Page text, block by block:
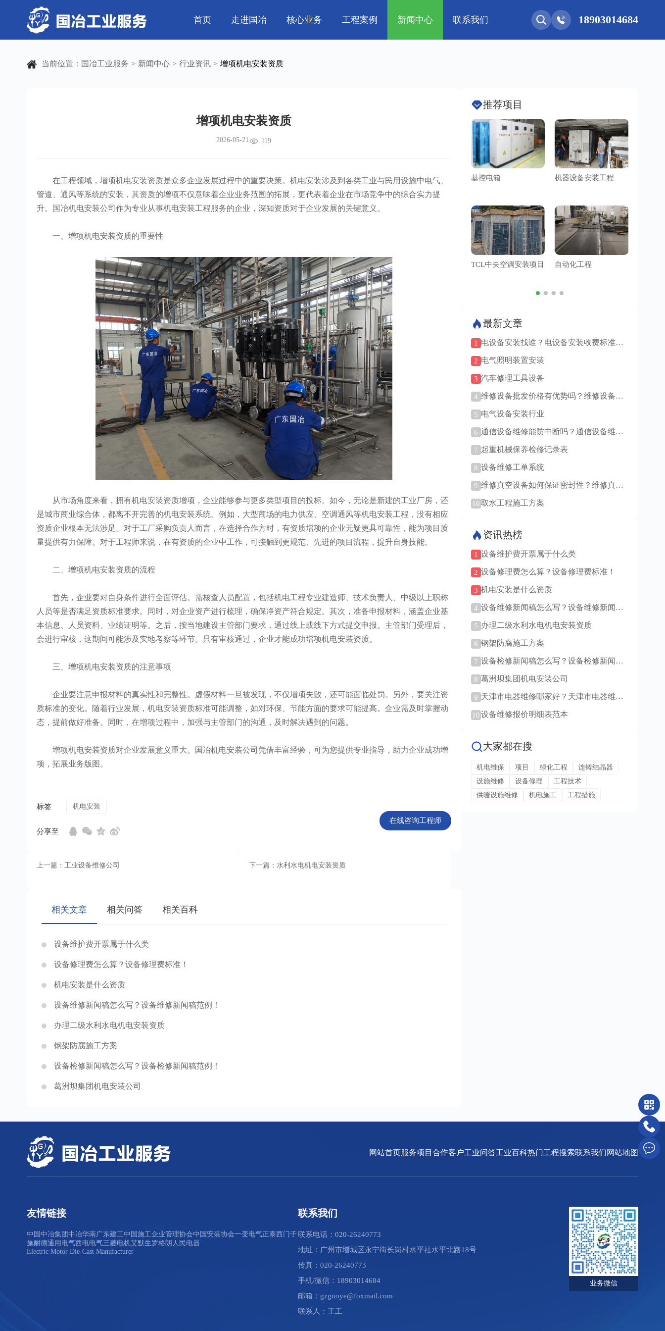
首页 走进国冶
公司简介 发展历程 企业文化
核心业务
电气工程 钢结构工程 管道工程
工程案例
芯片 • 半导体 人工智能 • 机器人 航天 • 低空
新闻中心
公司动态 行业资讯 工程技巧
联系我们 18903014684
当前位置： 国冶工业服务 > 新闻中心 > 行业资讯 > 增项机电安装资质
增项机电安装资质
2026-05-21 119
在工程领域，增项机电安装资质是众多企业发展过程中的重要决策。机电安装涉及到各类工业与民用设施中电气、
管道、通风等系统的安装，其资质的增项不仅意味着企业业务范围的拓展，更代表着企业在市场竞争中的综合实力提
升。国冶机电安装公司作为专业从事机电安装工程服务的企业，深知资质对于企业发展的关键意义。
一、增项机电安装资质的重要性
从市场角度来看，拥有机电安装资质增项，企业能够参与更多类型项目的投标。如今，无论是新建的工业厂房，还
是城市商业综合体，都离不开完善的机电安装系统。例如，大型商场的电力供应、空调通风等机电安装工程，没有相应
资质企业根本无法涉足。对于工厂采购负责人而言，在选择合作方时，有资质增项的企业无疑更具可靠性，能为项目质
量提供有力保障。对于工程师来说，在有资质的企业中工作，可接触到更规范、先进的项目流程，提升自身技能。
二、增项机电安装资质的流程
首先，企业要对自身条件进行全面评估。需核查人员配置，包括机电工程专业建造师、技术负责人、中级以上职称
人员等是否满足资质标准要求。同时，对企业资产进行梳理，确保净资产符合规定。其次，准备申报材料，涵盖企业基
本信息、人员资料、业绩证明等。之后，按当地建设主管部门要求，通过线上或线下方式提交申报。主管部门受理后，
会进行审核，这期间可能涉及实地考察等环节。只有审核通过，企业才能成功增项机电安装资质。
三、增项机电安装资质的注意事项
企业要注意申报材料的真实性和完整性。虚假材料一旦被发现，不仅增项失败，还可能面临处罚。另外，要关注资
质标准的变化。随着行业发展，机电安装资质标准可能调整，如对环保、节能方面的要求可能提高。企业需及时掌握动
态，提前做好准备。同时，在增项过程中，加强与主管部门的沟通，及时解决遇到的问题。
增项机电安装资质对企业发展意义重大。国冶机电安装公司凭借丰富经验，可为您提供专业指导，助力企业成功增
项，拓展业务版图。
标签 机电安装
分享至
在线咨询工程师
上一篇：工业设备维修公司 下一篇：水利水电机电安装资质
相关文章 相关问答 相关百科
设备维护费开票属于什么类
设备修理费怎么算？设备修理费标准！
机电安装是什么资质
设备维修新闻稿怎么写？设备维修新闻稿范例！
办理二级水利水电机电安装资质
钢架防腐施工方案
设备检修新闻稿怎么写？设备检修新闻稿范例！
葛洲坝集团机电安装公司
推荐项目
基控电箱
TCL中央空调安装项目
机器设备安装工程
自动化工程
最新文章
1 电设备安装找谁？电设备安装收费标准是
2 电气照明装置安装
3 汽车修理工具设备
4 维修设备批发价格有优势吗？维修设备批
5 电气设备安装行业
6 通信设备维修能防中断吗？通信设备维修
7 起重机械保养检修记录表
8 设备维修工单系统
9 维修真空设备如何保证密封性？维修真空
10取水工程施工方案
资讯热榜
1 设备维护费开票属于什么类
2 设备修理费怎么算？设备修理费标准！
3 机电安装是什么资质
4 设备维修新闻稿怎么写？设备维修新闻稿
5 办理二级水利水电机电安装资质
6 钢架防腐施工方案
7 设备检修新闻稿怎么写？设备检修新闻稿
8 葛洲坝集团机电安装公司
9 天津市电器维修哪家好？天津市电器维修
10设备维修报价明细表范本
大家都在搜
机电维保 项目 绿化工程
连铸结晶器
设施维修
设备修理
工程技术
供暖设施维修
机电施工 工程措施
网站首页服务项目合作客户工业问答工业百科热门工程搜索联系我们网站地图
友情链接
中国中冶集团 中冶华南广东建工中国施工企业管理协会中国安装协会一变电气正泰西门子
施耐德通用电气西电电气三菱电机艾默生罗格朗 人民电器
Electric Motor Die-Cast Manufacturer
联系我们
联系电话：020-26240773
地址：广州市增城区永宁街长岗村水平社水平北路18号
传真：020-26240773
手机/微信：18903014684
邮箱：gzguoye@foxmail.com
联系人：王工
业务微信